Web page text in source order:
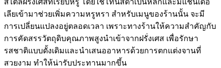
สไตล์ฝรั่งเศสที่เรียบหรู โดยใช้โทนสีดำเป็นหลักและมีแชนเดอ
เลียเข้ามาช่วยเพิ่มความหรูหรา สำหรับเมนูของร้านนั้น จะมี
การเปลี่ยนแปลงอยู่ตลอดเวลา เพราะทางร้านให้ความสำคัญกับ
การคัดสรรวัตถุดิบคุณภาพสูงนำเข้าจากฝรั่งเศส เพื่อรักษา
รสชาติแบบดั้งเดิมและนำเสนออาหารด้วยการตกแต่งจานที่
สวยงาม ทำให้น่ารับประทานมากขึ้น